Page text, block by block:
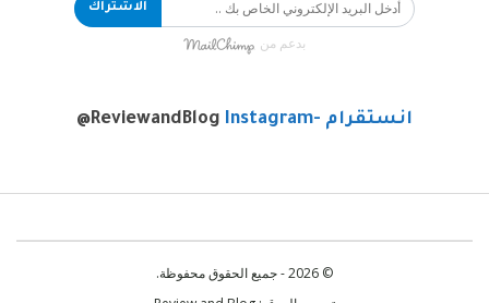
الاشتراك
بدعم من
انستقرام -Instagram @ReviewandBlog
© 2026 - جميع الحقوق محفوظة.